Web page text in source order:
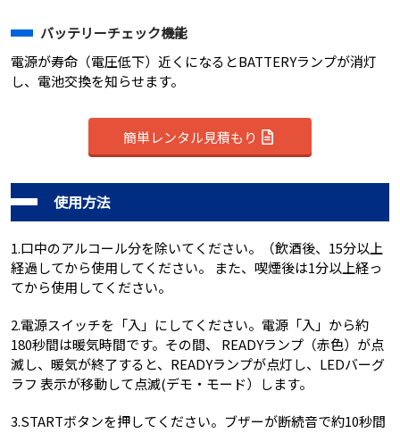
バッテリーチェック機能
電源が寿命（電圧低下）近くになるとBATTERYランプが消灯
し、電池交換を知らせます。
簡単レンタル見積もり
使用方法
1.口中のアルコール分を除いてください。（飲酒後、15分以上
経過してから使用してください。 また、喫煙後は1分以上経っ
てから使用してください。
2.電源スイッチを「入」にしてください。電源「入」から約
180秒間は暖気時間です。その間、 READYランプ（赤色）が点
滅し、暖気が終了すると、READYランプが点灯し、LEDバーグ
ラフ 表示が移動して点滅(デモ・モード）します。
3.STARTボタンを押してください。ブザーが断続音で約10秒間